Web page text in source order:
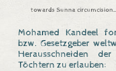
towards Sunna
Mohamed Kandeel
bzw. Gesetzgeber
Herausschneiden
Töchtern zu erlauben: